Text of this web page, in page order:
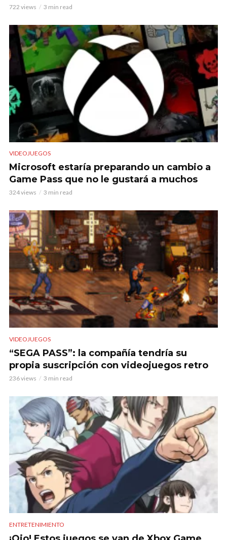
722 views 3 min read
VIDEOJUEGOS
Microsoft estaría preparando un cambio a
Game Pass que no le gustará a muchos
324 views 3 min read
VIDEOJUEGOS
“SEGA PASS”: la compañía tendría su
propia suscripción con videojuegos retro
236 views 3 min read
ENTRETENIMIENTO